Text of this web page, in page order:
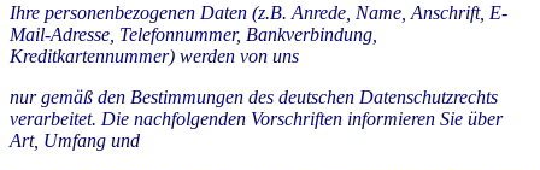
Ihre personenbezogenen Daten (z.B. Anrede, Name, Anschrift, E-
Mail-Adresse, Telefonnummer, Bankverbindung,
Kreditkartennummer) werden von uns
nur gemäß den Bestimmungen des deutschen Datenschutzrechts
verarbeitet. Die nachfolgenden Vorschriften informieren Sie über
Art, Umfang und